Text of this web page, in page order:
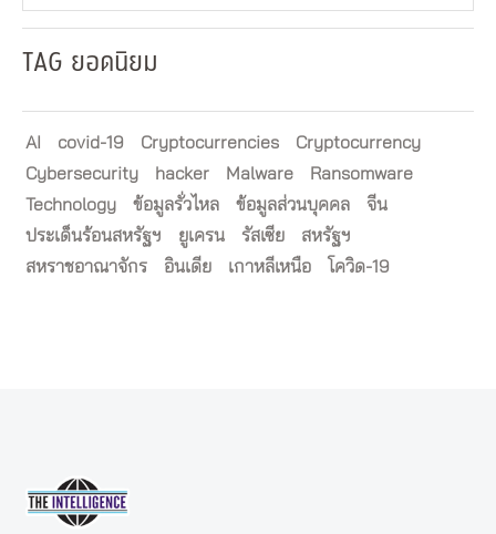
TAG ยอดนิยม
AI covid-19 Cryptocurrencies
Cryptocurrency
Cybersecurity
hacker Malware
Ransomware
Technology
ข้อมูลรั่วไหล ข้อมูลส่วนบุคคล
จีน
ประเด็นร้อนสหรัฐฯ
ยูเครน รัสเซีย
สหรัฐฯ
สหราชอาณาจักร
อินเดีย เกาหลีเหนือ โควิด-19